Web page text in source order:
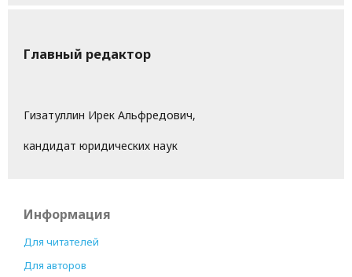
Главный редактор
Гизатуллин Ирек Альфредович,
кандидат юридических наук
Информация
Для читателей
Для авторов